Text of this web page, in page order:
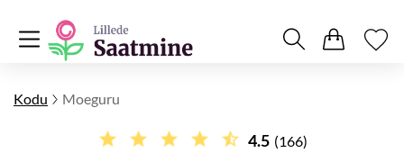
Kodu Moeguru
4.5 (166)